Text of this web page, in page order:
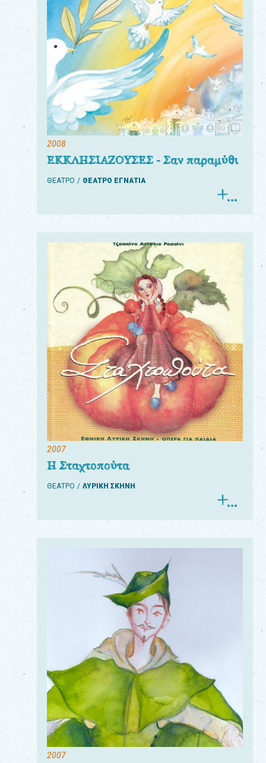
2008
ΕΚΚΛΗΣΙΑΖΟΥΣΕΣ - Σαν παραμύθι
ΘΕΑΤΡΟ ΘΕΑΤΡΟ ΕΓΝΑΤΙΑ
2007
Η Σταχτοπούτα
ΘΕΑΤΡΟ ΛΥΡΙΚΗ ΣΚΗΝΗ
2007